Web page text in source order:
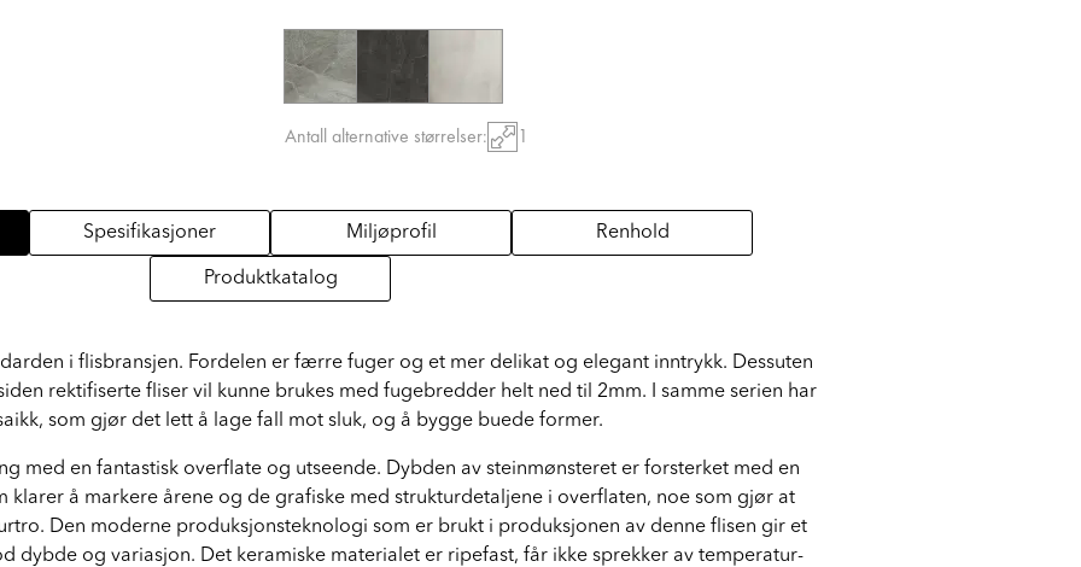
Antall alternative størrelser: 1
Spesifikasjoner Miljøprofil Renhold
Produktkatalog
i flisbransjen. Fordelen er færre fuger og et mer delikat og elegant inntrykk. Dessuten
rektifiserte fliser vil kunne brukes med fugebredder helt ned til 2mm. I samme serien har
som gjør det lett å lage fall mot sluk, og å bygge buede former.
med en fantastisk overflate og utseende. Dybden av steinmønsteret er forsterket med en
klarer å markere årene og de grafiske med strukturdetaljene i overflaten, noe som gjør at
Den moderne produksjonsteknologi som er brukt i produksjonen av denne flisen gir et
dybde og variasjon. Det keramiske materialet er ripefast, får ikke sprekker av temperatur-